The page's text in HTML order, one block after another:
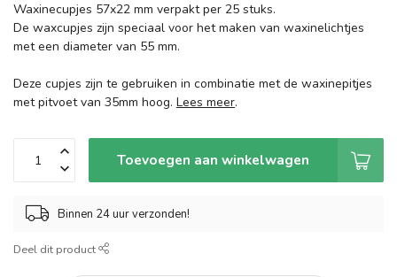
Waxinecupjes 57x22 mm verpakt per 25 stuks.
De waxcupjes zijn speciaal voor het maken van waxinelichtjes
met een diameter van 55 mm.
Deze cupjes zijn te gebruiken in combinatie met de waxinepitjes
met pitvoet van 35mm hoog. Lees meer.
Toevoegen aan winkelwagen
Binnen 24 uur verzonden!
Deel dit product